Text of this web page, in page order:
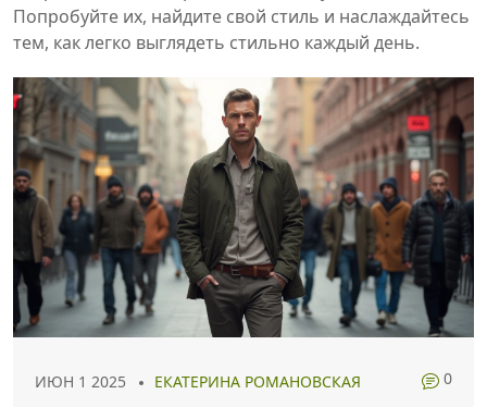
Попробуйте их, найдите свой стиль и наслаждайтесь
тем, как легко выглядеть стильно каждый день.
ИЮН 1 2025 ЕКАТЕРИНА РОМАНОВСКАЯ 0